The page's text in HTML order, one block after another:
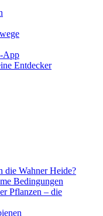
App
Entdecker
die Wahner Heide?
Bedingungen
Pflanzen – die